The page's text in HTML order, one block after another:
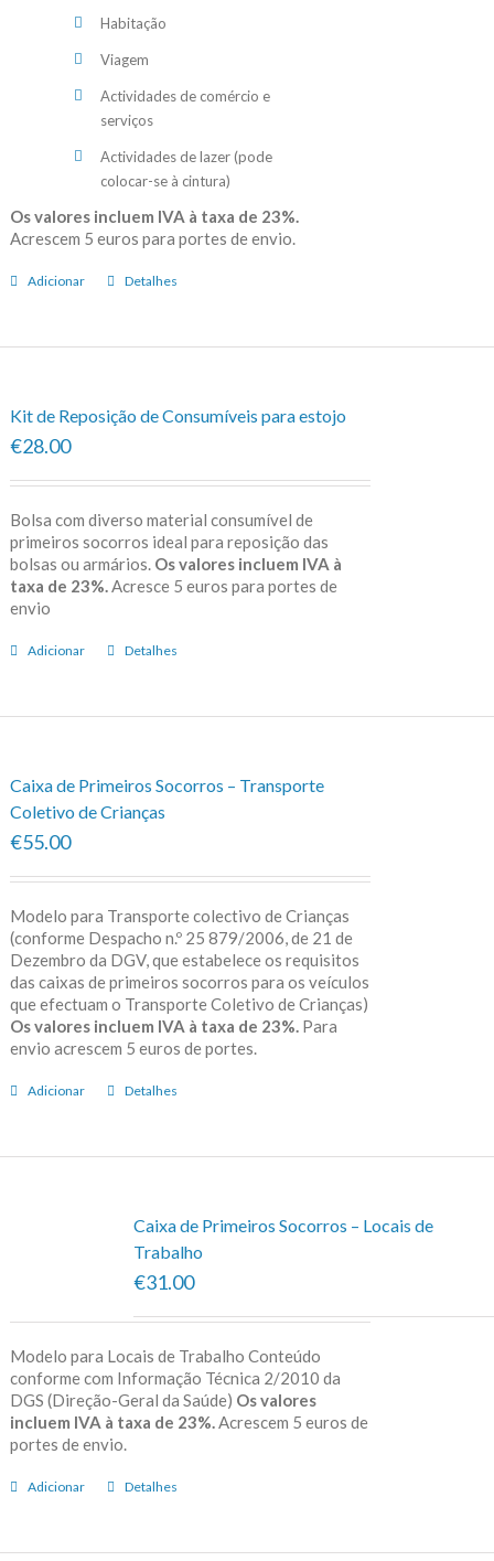
Habitação
Viagem
Actividades de comércio e
serviços
Actividades de lazer (pode
colocar-se à cintura)
Os valores incluem IVA à taxa de 23%.
Acrescem 5 euros para portes de envio.
Adicionar Detalhes
Kit de Reposição de Consumíveis para estojo
€28.00
Bolsa com diverso material consumível de
primeiros socorros ideal para reposição das
bolsas ou armários. Os valores incluem IVA à
taxa de 23%. Acresce 5 euros para portes de
envio
Adicionar Detalhes
Caixa de Primeiros Socorros – Transporte
Coletivo de Crianças
€55.00
Modelo para Transporte colectivo de Crianças
(conforme Despacho n.º 25 879/2006, de 21 de
Dezembro da DGV, que estabelece os requisitos
das caixas de primeiros socorros para os veículos
que efectuam o Transporte Coletivo de Crianças)
Os valores incluem IVA à taxa de 23%. Para
envio acrescem 5 euros de portes.
Adicionar Detalhes
Caixa de Primeiros Socorros – Locais de
Trabalho
€31.00
Modelo para Locais de Trabalho Conteúdo
conforme com Informação Técnica 2/2010 da
DGS (Direção-Geral da Saúde) Os valores
incluem IVA à taxa de 23%. Acrescem 5 euros de
portes de envio.
Adicionar Detalhes